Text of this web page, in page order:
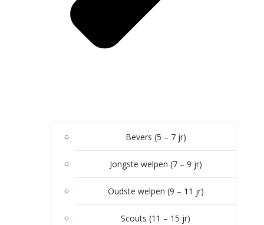
Bevers (5 – 7 jr)
Jongste welpen (7 – 9 jr)
Oudste welpen (9 – 11 jr)
Scouts (11 – 15 jr)